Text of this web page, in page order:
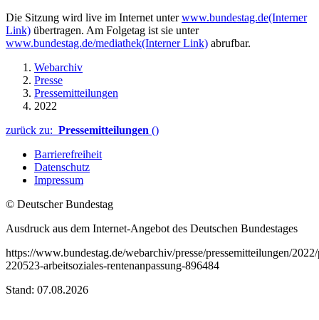
Die Sitzung wird live im Internet unterwww.bundestag.de(Interner
Link) übertragen. Am Folgetag ist sie unter
www.bundestag.de/mediathek(Interner Link) abrufbar.
Webarchiv
Presse
Pressemitteilungen
2022
zurück zu: Pressemitteilungen ()
Barrierefreiheit
Datenschutz
Impressum
© Deutscher Bundestag
Ausdruck aus dem Internet-Angebot des Deutschen Bundestages
https://www.bundestag.de/webarchiv/presse/pressemitteilungen/
220523-arbeitsoziales-rentenanpassung-896484
Stand: 07.08.2026